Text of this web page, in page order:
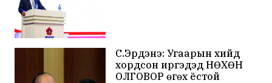
С.Эрдэнэ: Угаарын хийд
хордсон иргэдэд НӨХӨН
ОЛГОВОР өгөх ёстой